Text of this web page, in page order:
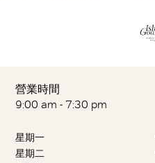
營業時間
9:00 am - 7:30 pm
星期一
星期二